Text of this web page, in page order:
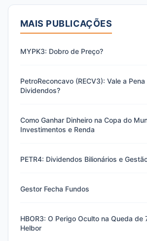
MAIS PUBLICAÇÕES
MYPK3: Dobro de Preço?
PetroReconcavo (RECV3): Vale a Pena
Dividendos?
Como Ganhar Dinheiro na Copa do
Investimentos e Renda
PETR4: Dividendos Bilionários e
Gestor Fecha Fundos
HBOR3: O Perigo Oculto na Queda de
Helbor